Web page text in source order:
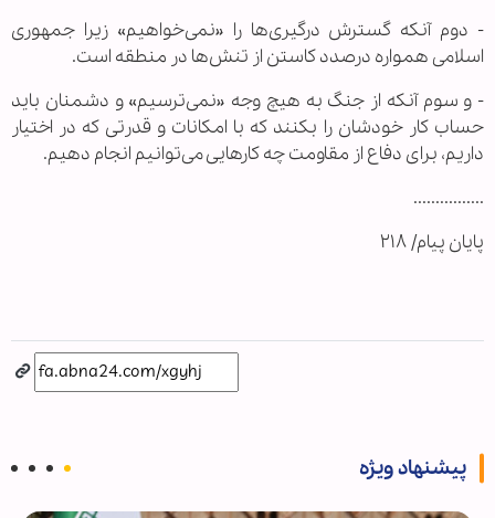
- دوم آنکه گسترش درگیری‌ها را «نمی‌خواهیم» زیرا جمهوری
اسلامی همواره درصدد کاستن از تنش‌ها در منطقه است.
- و سوم آنکه از جنگ به هیچ وجه «نمی‌ترسیم» و دشمنان باید
حساب کار خودشان را بکنند که با امکانات و قدرتی که در اختیار
داریم، برای دفاع از مقاومت چه کارهایی می‌توانیم انجام دهیم.
................
پایان پیام/ ۲۱۸
پیشنهاد ویژه